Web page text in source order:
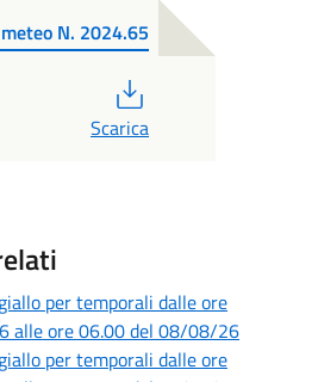
N. 2024.65
Scarica
per temporali dalle ore
alle ore 06.00 del 08/08/26
per temporali dalle ore